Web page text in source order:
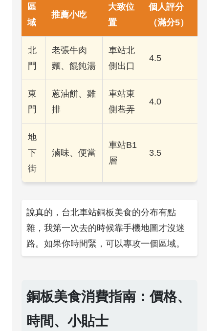
區
域
推薦小吃
大致位
置
個人評分
（滿分5）
北
門
老張牛肉
麵、餛飩湯
車站北
側出口
4.5
東
門
蔥油餅、雞
排
車站東
側巷弄
4.0
地
下
街
滷味、便當
車站B1
層
3.5
說真的，台北車站銅板美食的分布有點
雜，我第一次去的時候靠手機地圖才沒迷
路。如果你時間緊，可以專攻一個區域。
銅板美食消費指南：價格、
時間、小貼士